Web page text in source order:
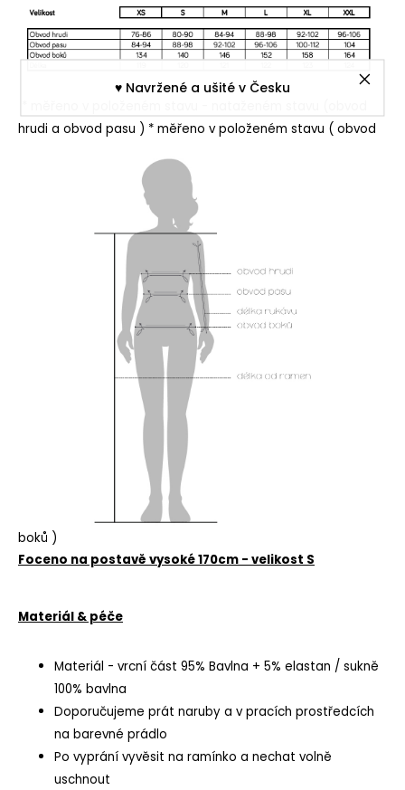
♥︎ Navržené a ušité v Česku
hrudi a obvod pasu ) * měřeno v položeném stavu ( obvod
boků )
Foceno na postavě vysoké 170cm - velikost S
Materiál & péče
Materiál - vrcní část 95% Bavlna + 5% elastan / sukně
100% bavlna
Doporučujeme prát naruby a v pracích prostředcích
na barevné prádlo
Po vyprání vyvěsit na ramínko a nechat volně
uschnout